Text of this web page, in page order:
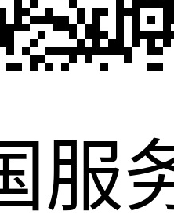
服